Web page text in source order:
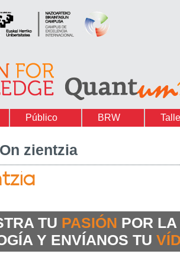
Público BRW
On zientzia
TU PASIÓN POR
Y ENVÍANOS TU